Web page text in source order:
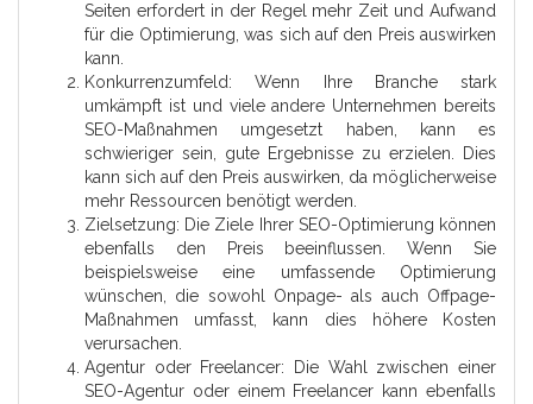
Seiten erfordert in der Regel mehr Zeit und Aufwand
für die Optimierung, was sich auf den Preis auswirken
kann.
Konkurrenzumfeld: Wenn Ihre Branche stark
umkämpft ist und viele andere Unternehmen bereits
SEO-Maßnahmen umgesetzt haben, kann es
schwieriger sein, gute Ergebnisse zu erzielen. Dies
kann sich auf den Preis auswirken, da möglicherweise
mehr Ressourcen benötigt werden.
Zielsetzung: Die Ziele Ihrer SEO-Optimierung können
ebenfalls den Preis beeinflussen. Wenn Sie
beispielsweise eine umfassende Optimierung
wünschen, die sowohl Onpage- als auch Offpage-
Maßnahmen umfasst, kann dies höhere Kosten
verursachen.
Agentur oder Freelancer: Die Wahl zwischen einer
SEO-Agentur oder einem Freelancer kann ebenfalls